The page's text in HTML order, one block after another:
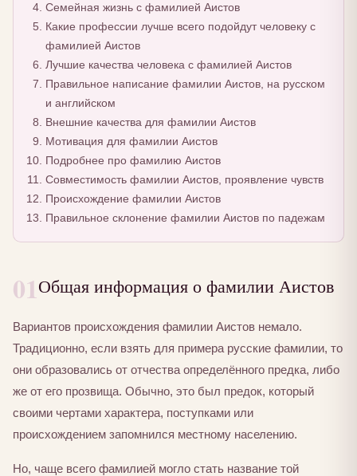
Семейная жизнь с фамилией Аистов
Какие профессии лучше всего подойдут человеку с
фамилией Аистов
Лучшие качества человека с фамилией Аистов
Правильное написание фамилии Аистов, на русском
и английском
Внешние качества для фамилии Аистов
Мотивация для фамилии Аистов
Подробнее про фамилию Аистов
Совместимость фамилии Аистов, проявление чувств
Происхождение фамилии Аистов
Правильное склонение фамилии Аистов по падежам
01Общая информация о фамилии Аистов
Вариантов происхождения фамилии Аистов немало.
Традиционно, если взять для примера русские фамилии, то
они образовались от отчества определённого предка, либо
же от его прозвища. Обычно, это был предок, который
своими чертами характера, поступками или
происхождением запомнился местному населению.
Но, чаще всего фамилией могло стать название той